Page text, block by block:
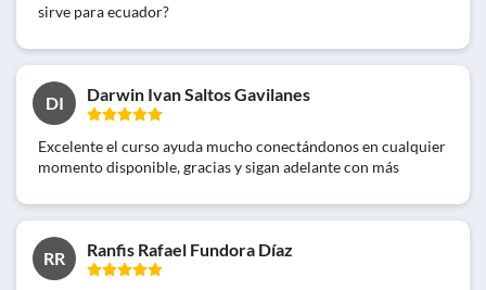
sirve para ecuador?
DI Darwin Ivan Saltos Gavilanes
Excelente el curso ayuda mucho conectándonos en cualquier
momento disponible, gracias y sigan adelante con más
RR Ranfis Rafael Fundora Díaz